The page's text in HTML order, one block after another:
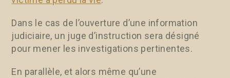
Dans le cas de l’ouverture d’une information
judiciaire, un juge d’instruction sera désigné
pour mener les investigations pertinentes.
En parallèle, et alors même qu’une